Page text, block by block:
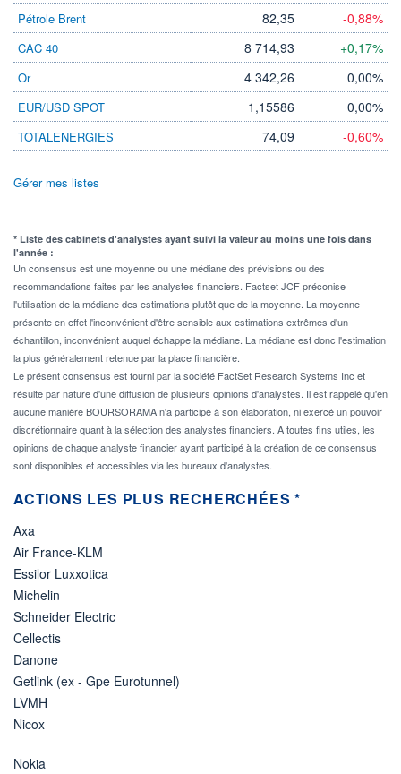
Pétrole Brent 82,35 -0,88%
CAC 40 8 714,93 +0,17%
Or 4 342,26 0,00%
EUR/USD SPOT 1,15586 0,00%
TOTALENERGIES 74,09 -0,60%
Gérer mes listes
* Liste des cabinets d'analystes ayant suivi la valeur au moins une fois dans
l'année :
Un consensus est une moyenne ou une médiane des prévisions ou des
recommandations faites par les analystes financiers. Factset JCF préconise
l'utilisation de la médiane des estimations plutôt que de la moyenne. La moyenne
présente en effet l'inconvénient d'être sensible aux estimations extrêmes d'un
échantillon, inconvénient auquel échappe la médiane. La médiane est donc l'estimation
la plus généralement retenue par la place financière.
Le présent consensus est fourni par la société FactSet Research Systems Inc et
résulte par nature d'une diffusion de plusieurs opinions d'analystes. Il est rappelé qu'en
aucune manière BOURSORAMA n'a participé à son élaboration, ni exercé un pouvoir
discrétionnaire quant à la sélection des analystes financiers. A toutes fins utiles, les
opinions de chaque analyste financier ayant participé à la création de ce consensus
sont disponibles et accessibles via les bureaux d'analystes.
ACTIONS LES PLUS RECHERCHÉES *
Axa
Air France-KLM
Essilor Luxxotica
Michelin
Schneider Electric
Cellectis
Danone
Getlink (ex - Gpe Eurotunnel)
LVMH
Nicox
Nokia